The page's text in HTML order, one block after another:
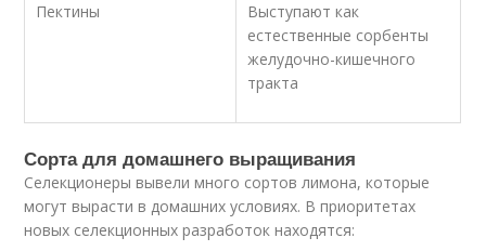
Пектины
Выступают как
естественные сорбенты
желудочно-кишечного
тракта
Сорта для домашнего выращивания
Селекционеры вывели много сортов лимона, которые
могут вырасти в домашних условиях. В приоритетах
новых селекционных разработок находятся: